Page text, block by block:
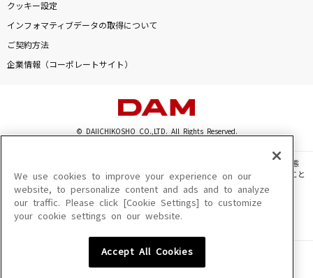
[生音]君の知らない物語
supercell
星のかがやきよ
もっと見る
カラオケ最新情報をチェック！
クッキー設定
インフォマティブデータの取得について
ご契約方法
企業情報（コーポレートサイト）
© DAIICHIKOSHO CO.,LTD. All Rights Reserved.
このサイトに掲載されている一切の文章・画像・写真・動画・音声等を、手段や形態
を問わず、著作権法の定める範囲を超えて無断で複製、転載、ファイル化などすること
を禁じます。
楽曲及びコンテンツは、機種によりご利用いただけない場合があります。
楽曲及びコンテンツの配信日、配信内容が変更になる場合があります。
We use cookies to improve your experience on our
website, to personalize content and ads and to analyze
our traffic. Please click [Cookie Settings] to customize
your cookie settings on our website.
Accept All Cookies